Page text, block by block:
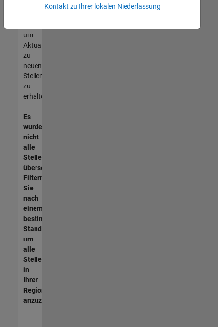
unseres
um
Aktualisierungen
zu
neuen
Stellenangeboten
zu
erhalten.
Es
wurden
nicht
alle
Stellen
übersetzt.
Filtern
Sie
nach
einem
bestimmten
Standort,
um
alle
Stellenangebote
in
Ihrer
Region
anzuzeigen.
Kontakt zu Ihrer lokalen Niederlassung